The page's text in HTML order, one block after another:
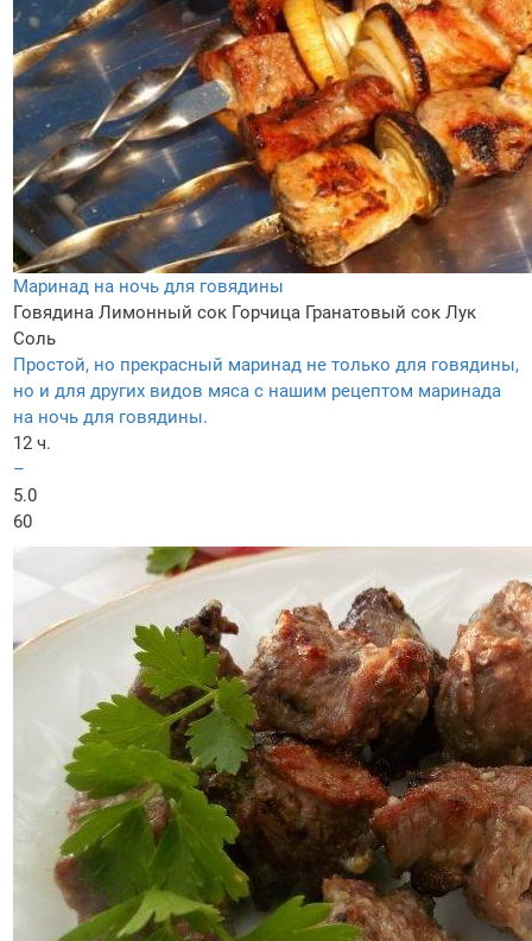
Маринад на ночь для говядины
Говядина Лимонный сок Горчица Гранатовый сок Лук
Соль
Простой, но прекрасный маринад не только для говядины,
но и для других видов мяса с нашим рецептом маринада
на ночь для говядины.
12 ч.
–
5.0
60